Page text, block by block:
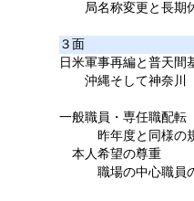
局名称変更と長期
３面
日米軍事再編と普天間
沖縄そして神奈川
一般職員・専任職配転
昨年度と同様の
本人希望の尊重
職場の中心職員の